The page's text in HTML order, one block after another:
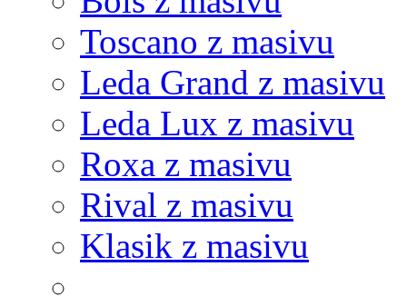
Toscano z masivu
Leda Grand z masivu
Leda Lux z masivu
Roxa z masivu
Rival z masivu
Klasik z masivu